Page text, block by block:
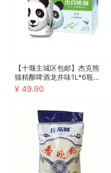
【十堰主城区包邮】杰克熊
猫精酿啤酒龙井味1L*6瓶（2
026年10月4号到期，介意勿
¥ 49.90